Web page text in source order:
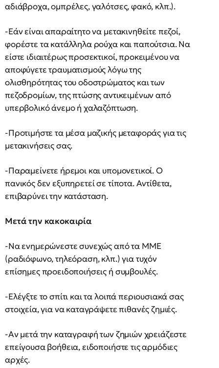
αδιάβροχα, οµπρέλες, γαλότσες, φακό, κλπ.).
-Εάν είναι απαραίτητο να µετακινηθείτε πεζοί,
φορέστε τα κατάλληλα ρούχα και παπούτσια. Να
είστε ιδιαιτέρως προσεκτικοί, προκειµένου να
αποφύγετε τραυµατισµούς λόγω της
ολισθηρότητας του οδοστρώµατος και των
πεζοδροµίων, της πτώσης αντικειµένων από
υπερβολικό άνεµο ή χαλαζόπτωση.
-Προτιµήστε τα µέσα µαζικής µεταφοράς για τις
µετακινήσεις σας.
-Παραµείνετε ήρεµοι και υποµονετικοί. O
πανικός δεν εξυπηρετεί σε τίποτα. Αντίθετα,
επιβαρύνει την κατάσταση.
Μετά την κακοκαιρία
-Να ενηµερώνεστε συνεχώς από τα ΜΜΕ
(ραδιόφωνο, τηλεόραση, κλπ.) για τυχόν
επίσηµες προειδοποιήσεις ή συµβουλές.
-Ελέγξτε το σπίτι και τα λοιπά περιουσιακά σας
στοιχεία, για να καταγράψετε πιθανές ζηµιές.
-Αν µετά την καταγραφή των ζηµιών χρειάζεστε
επείγουσα βοήθεια, ειδοποιήστε τις αρµόδιες
αρχές.